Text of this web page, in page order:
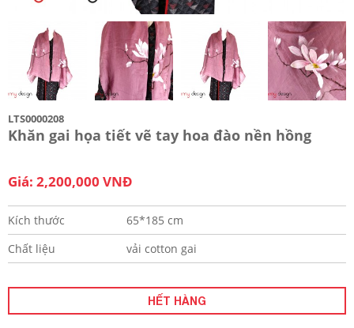
LTS0000208
Khăn gai họa tiết vẽ tay hoa đào nền hồng
Giá: 2,200,000 VNĐ
Kích thước
65*185 cm
Chất liệu
vải cotton gai
HẾT HÀNG